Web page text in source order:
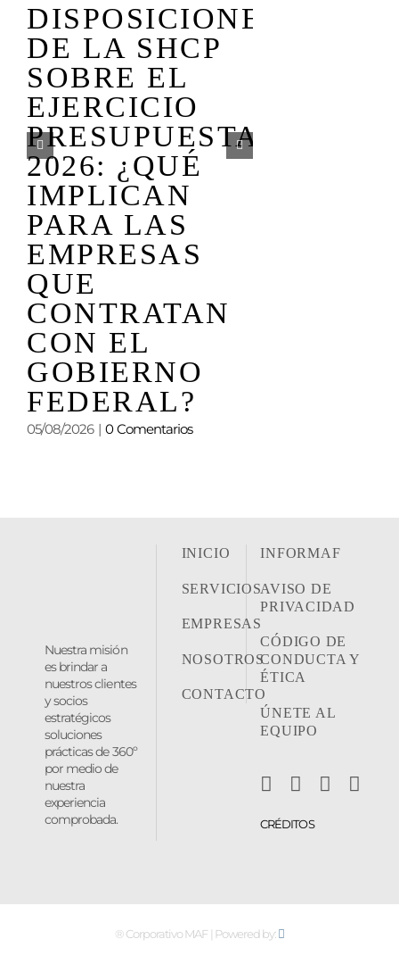
DISPOSICIONES
DE LA SHCP
SOBRE EL
EJERCICIO
PRESUPUESTAL
2026: ¿QUÉ
IMPLICAN
PARA LAS
EMPRESAS
QUE
CONTRATAN
CON EL
GOBIERNO
FEDERAL?
05/08/2026 | 0 Comentarios
Nuestra misión
es brindar a
nuestros clientes
y socios
estratégicos
soluciones
prácticas de 360º
por medio de
nuestra
experiencia
comprobada.
INICIO
SERVICIOS
EMPRESAS
NOSOTROS
CONTACTO
INFORMAF
AVISO DE
PRIVACIDAD
CÓDIGO DE
CONDUCTA Y
ÉTICA
ÚNETE AL
EQUIPO
CRÉDITOS
® Corporativo MAF | Powered by: